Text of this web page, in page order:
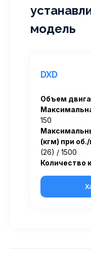
модель
DXD
Объем
150
(кгм) при
(26) / 1500
Количество